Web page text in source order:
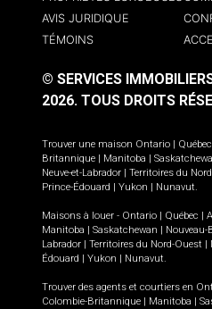
AVIS JURIDIQUE
TÉMOINS
© SERVICES
2026. TOUS DROITS
Trouver une maison Ontario | Québec
Britannique | Manitoba |
Neuve-et-Labrador | Territoires du
Prince-Édouard | Yukon | Nunavut.
Maisons à louer - Ontario | Québec |
Manitoba | Saskatchewan |
Labrador | Territoires du Nord-Ouest |
Édouard | Yukon | Nunavut.
Trouver des agents et courtiers en
Colombie-Britannique | Manitoba |